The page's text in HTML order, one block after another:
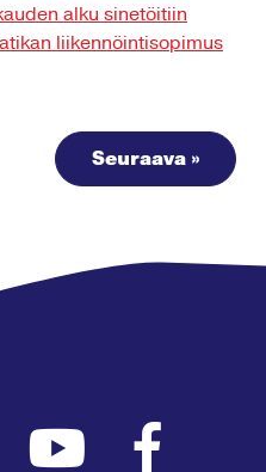
alku sinetöitiin
liikennöintisopimus
Seuraava »